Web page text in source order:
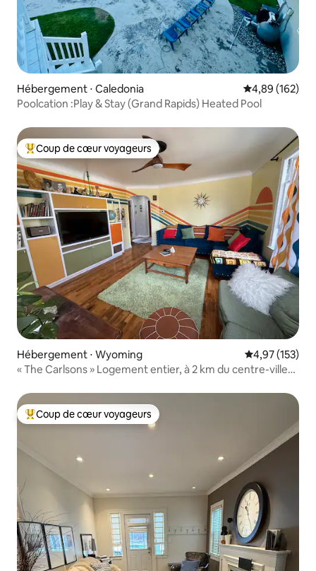
Hébergement ⋅ Caledonia Évaluation
4,89 (162)
Poolcation :Play & Stay (Grand Rapids) Heated Pool
Coups de cœur voyageurs les plus appréciés
Coup de cœur voyageurs
Hébergement ⋅ Wyoming Évaluation
4,97 (153)
« The Carlsons » Logement entier, à 2 km du centre-ville
Coups de cœur voyageurs les plus appréciés
Coup de cœur voyageurs